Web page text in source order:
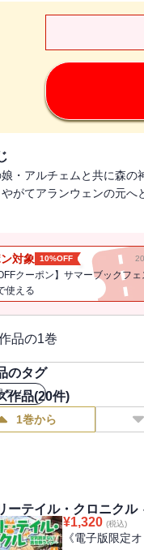
・アルチェムと共に森
がてアランウェンの元
対象 10%OFF
クーポン】サマーブックフ
使える
品の1巻
のタグ
ラノベ
作品(20件)
1巻から
ーテイル・クロニクル
¥1,320 (税込)
《電子版限定